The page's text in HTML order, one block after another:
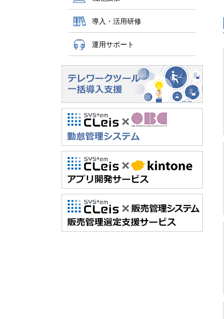
導入・活用研修
運用サポート